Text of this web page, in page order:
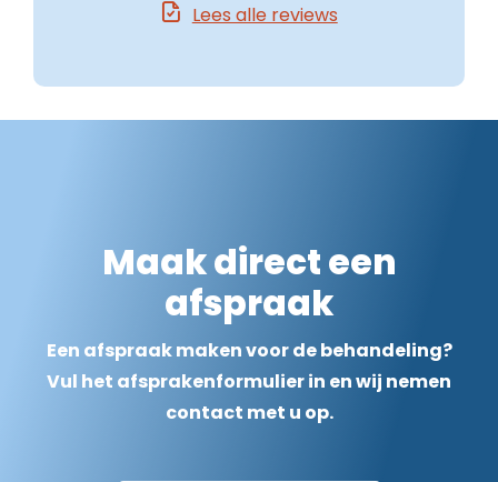
Lees alle reviews
Maak direct een
afspraak
Een afspraak maken voor de behandeling?
Vul het afsprakenformulier in en wij nemen
contact met u op.